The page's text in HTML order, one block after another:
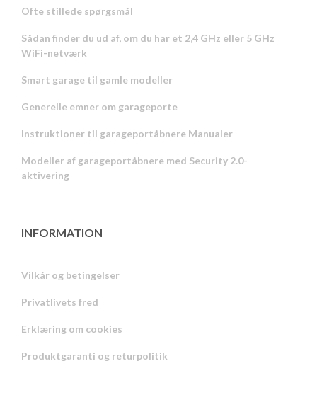
Ofte stillede spørgsmål
Sådan finder du ud af, om du har et 2,4 GHz eller 5 GHz
WiFi-netværk
Smart garage til gamle modeller
Generelle emner om garageporte
Instruktioner til garageportåbnere Manualer
Modeller af garageportåbnere med Security 2.0-
aktivering
INFORMATION
Vilkår og betingelser
Privatlivets fred
Erklæring om cookies
Produktgaranti og returpolitik